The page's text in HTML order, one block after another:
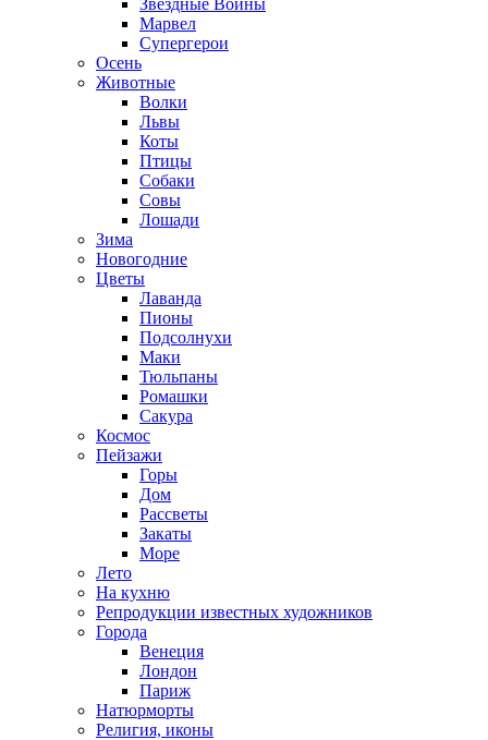
Звездные Войны
Марвел
Супергерои
Осень
Животные
Волки
Львы
Коты
Птицы
Собаки
Совы
Лошади
Зима
Новогодние
Цветы
Лаванда
Пионы
Подсолнухи
Маки
Тюльпаны
Ромашки
Сакура
Космос
Пейзажи
Горы
Дом
Рассветы
Закаты
Море
Лето
На кухню
Репродукции известных художников
Города
Венеция
Лондон
Париж
Натюрморты
Религия, иконы